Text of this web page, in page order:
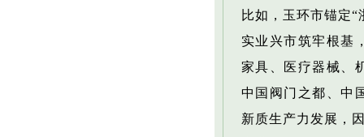
比如，玉环市锚定
实业兴市筑牢根基
家具、医疗器械、
中国阀门之都、中
新质生产力发展，